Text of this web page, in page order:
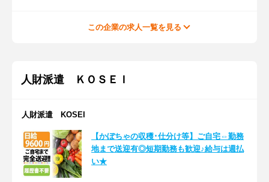
この企業の求人一覧を見る
人財派遣 ＫＯＳＥＩ
人財派遣 KOSEI
【かぼちゃの収穫･仕分け等】ご自宅⇔勤務
地まで送迎有◎短期勤務も歓迎♪給与は週払
い★